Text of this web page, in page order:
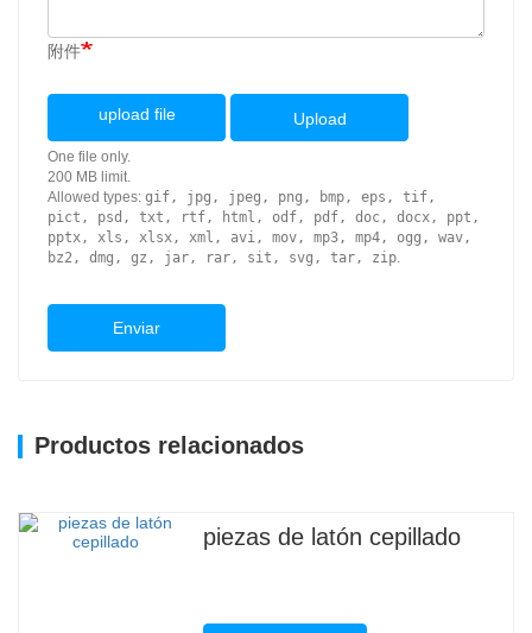
附件
upload file Upload
One file only.
200 MB limit.
Allowed types: gif, jpg, jpeg, png, bmp, eps, tif,
pict, psd, txt, rtf, html, odf, pdf, doc, docx, ppt,
pptx, xls, xlsx, xml, avi, mov, mp3, mp4, ogg, wav,
bz2, dmg, gz, jar, rar, sit, svg, tar, zip
Enviar
Productos relacionados
piezas de latón cepillado